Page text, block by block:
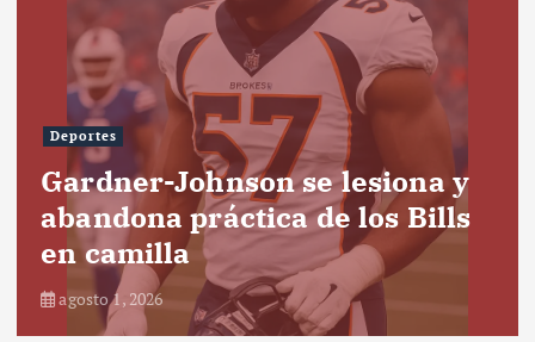
Deportes
Gardner-Johnson se lesiona y
abandona práctica de los Bills
en camilla
agosto 1, 2026